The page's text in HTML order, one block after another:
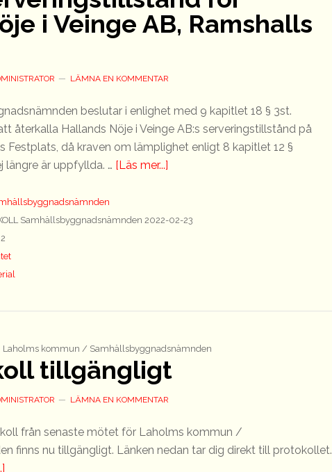
i Veinge AB, Ramshalls
LÄMNA EN KOMMENTAR
beslutar i enlighet med 9 kapitlet 18 § 3st.
återkalla Hallands Nöje i Veinge AB:s serveringstillstånd på
Festplats, då kraven om lämplighet enligt 8 kapitlet 12 §
längre är uppfyllda. … [Läs mer...]
för
AB,
Fest-
plats
Samhällsbyggnadsnämnden 2022-02-23
Laholms kommun / Samhällsbyggnadsnämnden
tillgängligt
LÄMNA EN KOMMENTAR
från senaste mötet för Laholms kommun /
finns nu tillgängligt. Länken nedan tar dig direkt till protokollet.